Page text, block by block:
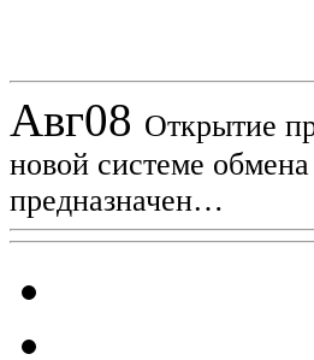
Авг08 Открытие
новой системе
предназначен…